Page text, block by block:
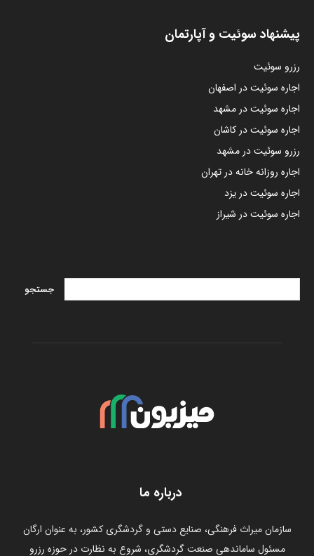
پیشنهاد سوئیت و آپارتمان
رزرو سوئیت
اجاره سوئیت در اصفهان
اجاره سوئیت در مشهد
اجاره سوئیت در کاشان
رزرو سوئیت در مشهد
اجاره روزانه خانه در تهران
اجاره سوئیت در یزد
اجاره سوئیت در شیراز
درباره ما
سازمان میراث فرهنگی، صنایع دستی و گردشگری کشور، به عنوان ارگان
مسئول ساماندهی صنعت گردشگری، شروع به نظارت در حوزه رزرو